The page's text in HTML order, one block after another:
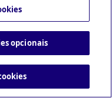
opcionais